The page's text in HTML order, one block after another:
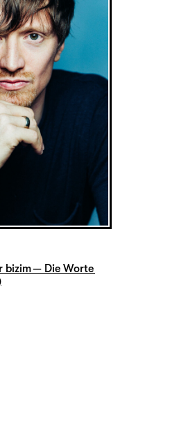
bizim — Die Worte